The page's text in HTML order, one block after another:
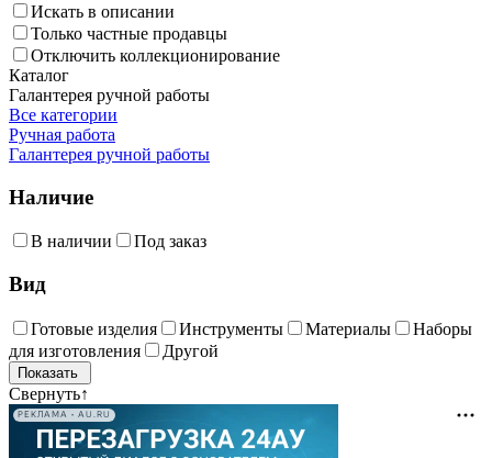
Искать в описании
Только частные продавцы
Отключить коллекционирование
Каталог
Галантерея ручной работы
Все категории
Ручная работа
Галантерея ручной работы
Наличие
В наличии Под заказ
Вид
Готовые изделия Инструменты Материалы
Наборы
для изготовления
Другой
Свернуть↑
РЕКЛАМА • AU.RU